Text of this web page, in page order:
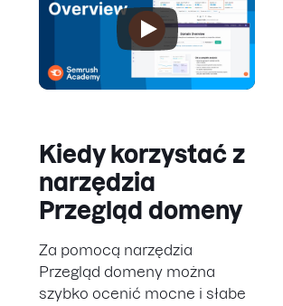
Kiedy korzystać z
narzędzia
Przegląd domeny
Za pomocą narzędzia
Przegląd domeny można
szybko ocenić mocne i słabe